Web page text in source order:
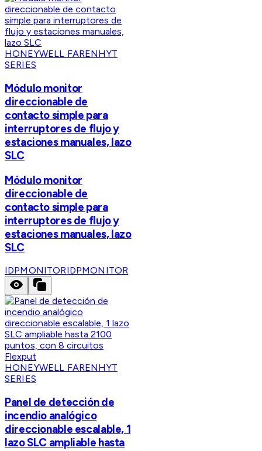
HONEYWELL FARENHYT
SERIES
Módulo monitor
direccionable de
contacto simple para
interruptores de flujo y
estaciones manuales, lazo
SLC
Módulo monitor
direccionable de
contacto simple para
interruptores de flujo y
estaciones manuales, lazo
SLC
IDPMONITORIDPMONITOR
HONEYWELL FARENHYT
SERIES
Panel de detección de
incendio analógico
direccionable escalable, 1
lazo SLC ampliable hasta